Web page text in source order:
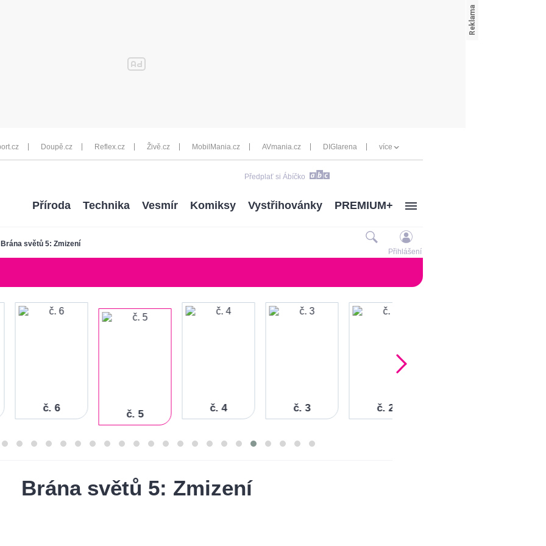
Doupě.cz Reflex.cz Živě.cz MobilMania.cz AVmania.cz DIGIarena více
Předplať si Ábíčko
Brána světů 5: Zmizení
Příroda Technika Vesmír Komiksy Vystřihovánky PREMIUM+
Přihlášení
č. 6
č. 5
č. 4 č. 3 č. 2
Brána světů 5: Zmizení